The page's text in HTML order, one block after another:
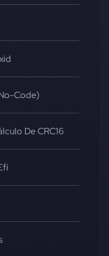
Code)
De CRC16